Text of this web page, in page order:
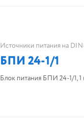
Источники питания на
БПИ 24-1/1
Блок питания БПИ 24-1/1,